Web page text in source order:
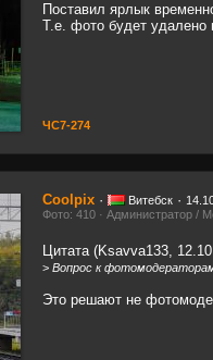
Поставил ярлык
Т.е. фото будет удалено
ЧС7-274
Coolpix · Витебск ·
Фото: 410 · Администратор /
Цитата (Ksavva133,
> Вопрос к
Это решают не